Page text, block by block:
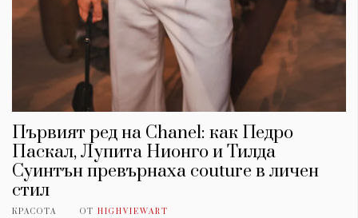
Първият ред на Chanel: как Педро
Паскал, Лупита Нионго и Тилда
Суинтън превърнаха couture в личен
стил
КРАСОТА ОТ HIGHVIEWART